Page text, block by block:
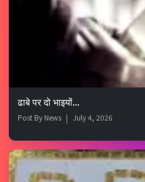
ढाबे पर दो भाइयों...
Post By News July 4, 2026